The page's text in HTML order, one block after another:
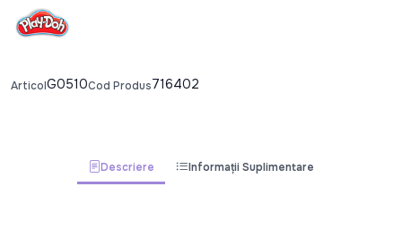
ArticolG0510Cod Produs716402
Descriere Informații Suplimentare